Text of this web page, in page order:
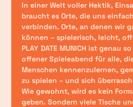
In einer Welt voller Hektik,
braucht es Orte, die uns
verbinden. Orte, an denen wir
können – spielerisch, leicht,
PLAY DATE MUNICH ist genau
offener Spieleabend für alle,
Menschen kennenzulernen,
zu spielen – und sich
Wie gewohnt, wird es kein
geben. Sondern viele Tische